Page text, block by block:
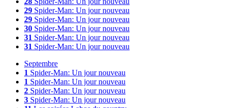
29 Spider-Man: Un jour nouveau
29 Spider-Man: Un jour nouveau
30 Spider-Man: Un jour nouveau
31 Spider-Man: Un jour nouveau
31 Spider-Man: Un jour nouveau
Septembre
1 Spider-Man: Un jour nouveau
1 Spider-Man: Un jour nouveau
2 Spider-Man: Un jour nouveau
3 Spider-Man: Un jour nouveau